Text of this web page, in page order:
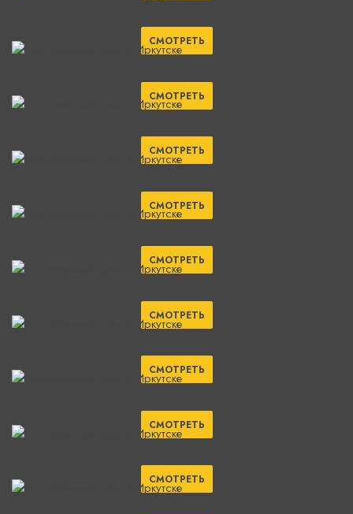
СМОТРЕТЬ
СМОТРЕТЬ
СМОТРЕТЬ
СМОТРЕТЬ
СМОТРЕТЬ
СМОТРЕТЬ
СМОТРЕТЬ
СМОТРЕТЬ
СМОТРЕТЬ